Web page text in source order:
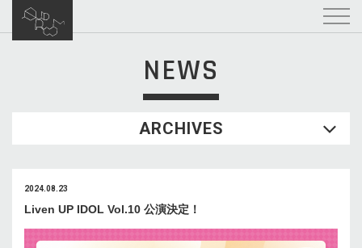
NEWS
ARCHIVES
2024.08.23
Liven UP IDOL Vol.10 公演決定！